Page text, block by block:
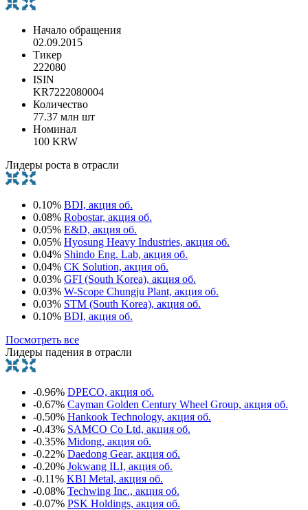
Начало обращения
02.09.2015
Тикер
222080
ISIN
KR7222080004
Количество
77.37 млн шт
Номинал
100 KRW
Лидеры роста в отрасли
0.10% BDI, акция об.
0.08% Robostar, акция об.
0.05% E&D, акция об.
0.05% Hyosung Heavy Industries, акция об.
0.04% Shindo Eng. Lab, акция об.
0.04% CK Solution, акция об.
0.03% GFI (South Korea), акция об.
0.03% W-Scope Chungju Plant, акция об.
0.03% STM (South Korea), акция об.
0.10% BDI, акция об.
Посмотреть все
Лидеры падения в отрасли
-0.96% DPECO, акция об.
-0.67% Cayman Golden Century Wheel Group, акция об.
-0.50% Hankook Technology, акция об.
-0.43% SAMCO Co Ltd, акция об.
-0.35% Midong, акция об.
-0.22% Daedong Gear, акция об.
-0.20% Jokwang ILI, акция об.
-0.11% KBI Metal, акция об.
-0.08% Techwing Inc., акция об.
-0.07% PSK Holdings, акция об.